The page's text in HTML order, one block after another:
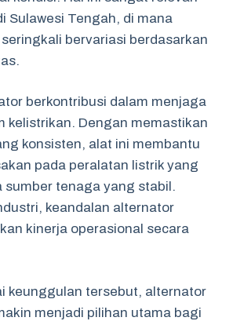
Sulawesi Tengah, di mana
bervariasi berdasarkan
berkontribusi dalam menjaga
kelistrikan. Dengan memastikan
konsisten, alat ini membantu
pada peralatan listrik yang
sumber tenaga yang stabil.
keandalan alternator
kinerja operasional secara
keunggulan tersebut, alternator
menjadi pilihan utama bagi